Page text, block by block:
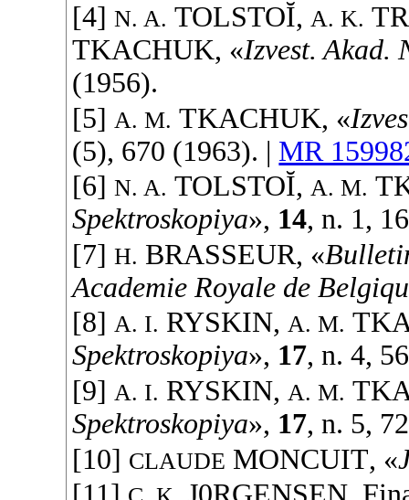
[4]N. A. TOLSTOĬ,A. K.
TKACHUK, «Izvest. Akad.
(1956).
[5] A. M. TKACHUK, «
(5), 670 (1963). | MR
[6]N. A. TOLSTOĬ,A. M.
Spektroskopiya», 14, n. 1,
[7]H. BRASSEUR, «
Academie Royale de
[8]A. I. RYSKIN,A. M.
Spektroskopiya», 17, n. 4,
[9] A. I. RYSKIN, A. M.
Spektroskopiya», 17, n. 5,
[10] CLAUDE MONCUIT, «